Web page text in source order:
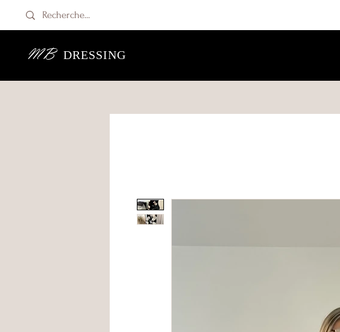
MBDRESSING